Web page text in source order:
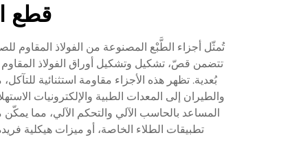
قطع
تُمثّل أجزاء الطَّبْع المصنوعة من الفولاذ المقاوم
تتضمن قصّ، تشكيل وتشكيل أوراق الفولاذ
بُعدية. تظهر هذه الأجزاء مقاومة استثنائية
والطيران إلى المعدات الطبية والإلكترونيات
المساعد بالحاسب الآلي والتحكم الآلي، مما
تطبيقات الطلاء الخاصة، أو ميزات هيكلية